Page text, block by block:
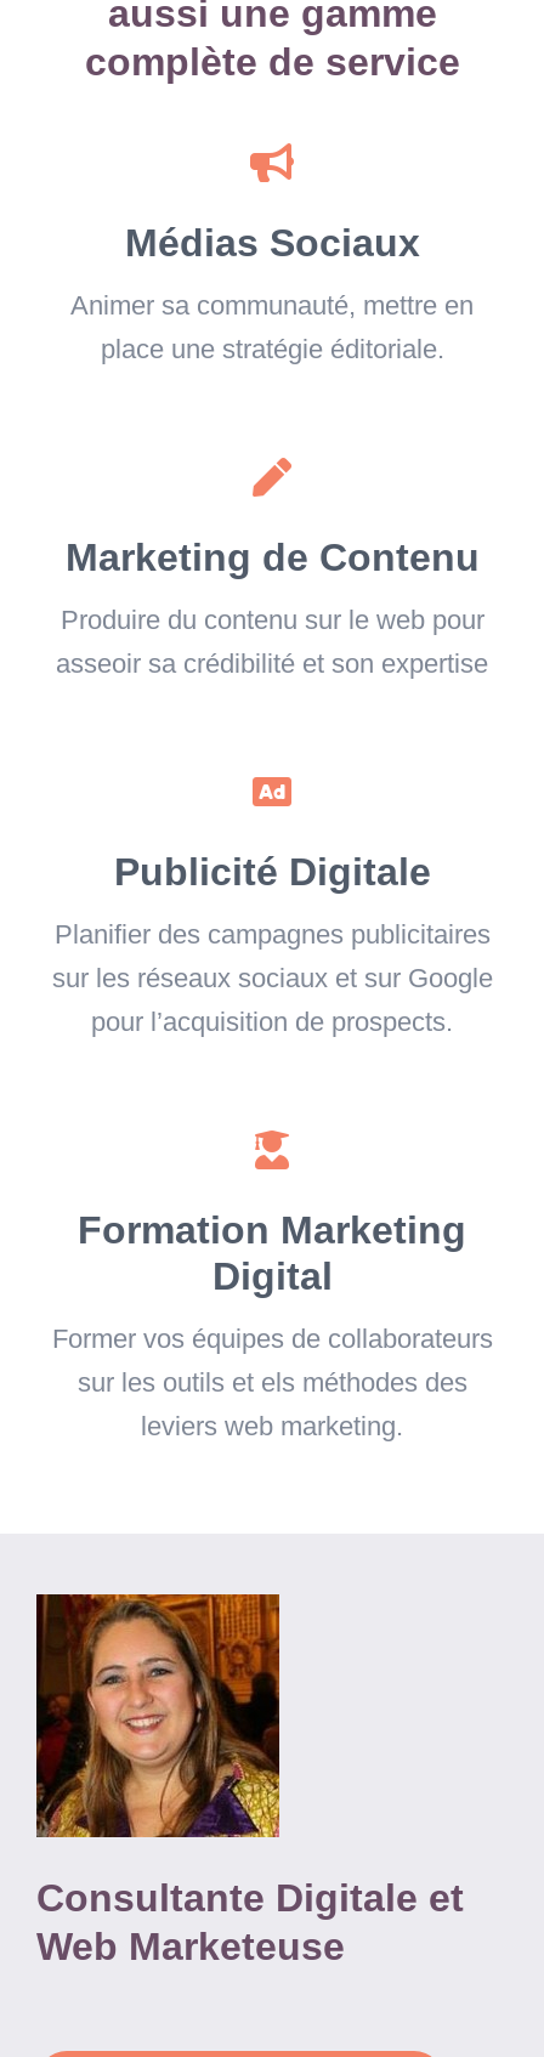
aussi une gamme
complète de service
Médias Sociaux
Animer sa communauté, mettre en
place une stratégie éditoriale.
Marketing de Contenu
Produire du contenu sur le web pour
asseoir sa crédibilité et son expertise
Publicité Digitale
Planifier des campagnes publicitaires
sur les réseaux sociaux et sur Google
pour l’acquisition de prospects.
Formation Marketing
Digital
Former vos équipes de collaborateurs
sur les outils et els méthodes des
leviers web marketing.
Consultante Digitale et
Web Marketeuse